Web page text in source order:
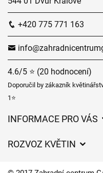
+420 775 771 163
4.6/5 ⭐ (20 hodnocení)
Doporučil by zákazník
1⭐
INFORMACE PRO VÁS
Často kladené dotazy
ROZVOZ KVĚTIN